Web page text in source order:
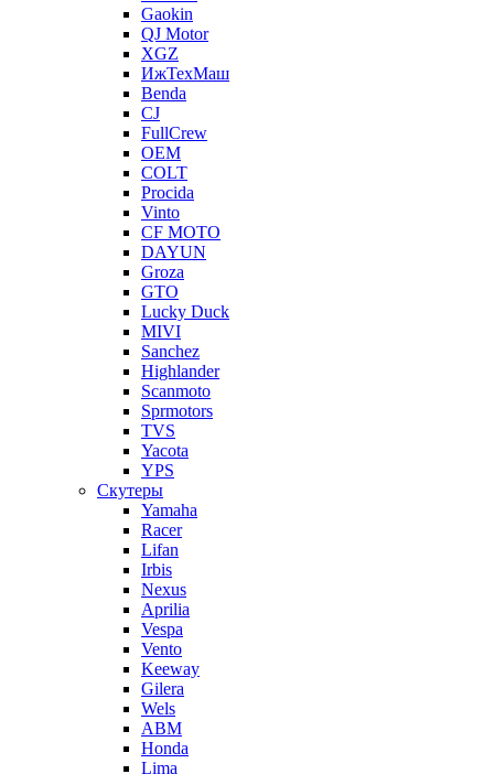
Gaokin
QJ Motor
XGZ
ИжТехМаш
Benda
CJ
FullCrew
OEM
COLT
Procida
Vinto
CF MOTO
DAYUN
Groza
GTO
Lucky Duck
MIVI
Sanchez
Highlander
Scanmoto
Sprmotors
TVS
Yacota
YPS
Скутеры
Yamaha
Racer
Lifan
Irbis
Nexus
Aprilia
Vespa
Vento
Keeway
Gilera
Wels
ABM
Honda
Lima